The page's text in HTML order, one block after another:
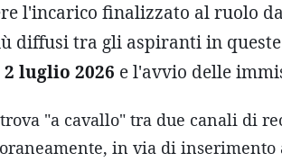
l'incarico finalizzato al ruolo
diffusi tra gli aspiranti in
2 luglio 2026 e l'avvio delle
"a cavallo" tra due canali di
in via di